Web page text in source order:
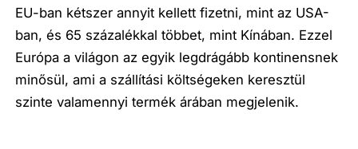
EU-ban kétszer annyit kellett fizetni, mint az USA-
ban, és 65 százalékkal többet, mint Kínában. Ezzel
Európa a világon az egyik legdrágább kontinensnek
minősül, ami a szállítási költségeken keresztül
szinte valamennyi termék árában megjelenik.